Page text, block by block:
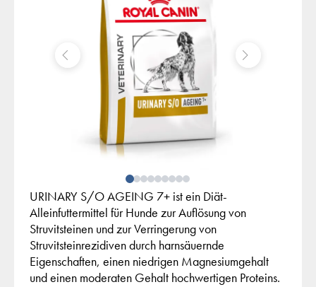
URINARY S/O AGEING 7+ ist ein Diät-
Alleinfuttermittel für Hunde zur Auflösung von
Struvitsteinen und zur Verringerung von
Struvitsteinrezidiven durch harnsäuernde
Eigenschaften, einen niedrigen Magnesiumgehalt
und einen moderaten Gehalt hochwertigen Proteins.